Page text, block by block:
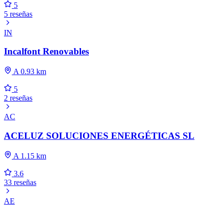
5
5 reseñas
IN
Incalfont Renovables
A 0.93 km
5
2 reseñas
AC
ACELUZ SOLUCIONES ENERGÉTICAS SL
A 1.15 km
3.6
33 reseñas
AE